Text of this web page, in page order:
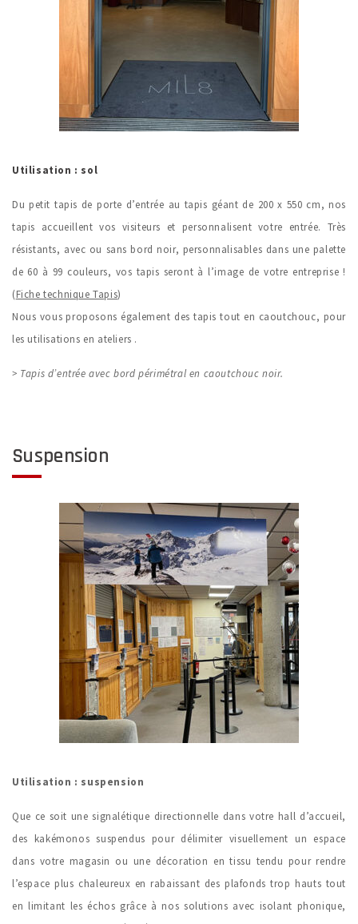
Utilisation : sol
Du petit tapis de porte d’entrée au tapis géant de 200 x 550 cm, nos
tapis accueillent vos visiteurs et personnalisent votre entrée. Très
résistants, avec ou sans bord noir, personnalisables dans une palette
de 60 à 99 couleurs, vos tapis seront à l’image de votre entreprise !
(Fiche technique Tapis)
Nous vous proposons également des tapis tout en caoutchouc, pour
les utilisations en ateliers .
> Tapis d’entrée avec bord périmétral en caoutchouc noir.
Suspension
Utilisation : suspension
Que ce soit une signalétique directionnelle dans votre hall d’accueil,
des kakémonos suspendus pour délimiter visuellement un espace
dans votre magasin ou une décoration en tissu tendu pour rendre
l’espace plus chaleureux en rabaissant des plafonds trop hauts tout
en limitant les échos grâce à nos solutions avec isolant phonique,